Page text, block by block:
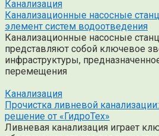
Канализация
Канализационные насосные
элемент систем водоотведения
Канализационные насосные
представляют собой ключевое
инфраструктуры,
перемещения
Канализация
Прочистка ливневой
решение от «ГидроТех»
Ливневая канализация играет